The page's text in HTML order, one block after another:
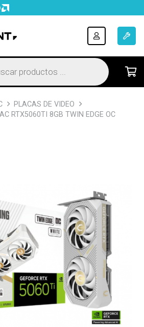
PLACAS DE VIDEO
RTX5060TI 8GB TWIN EDGE OC